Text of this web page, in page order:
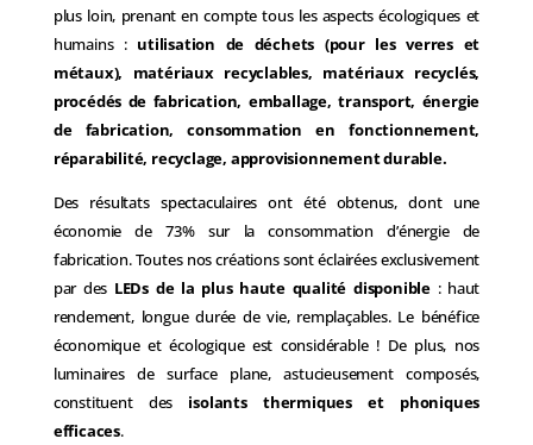
plus loin, prenant en compte tous les aspects écologiques et
humains : utilisation de déchets (pour les verres et
métaux), matériaux recyclables, matériaux recyclés,
procédés de fabrication, emballage, transport, énergie
de fabrication, consommation en fonctionnement,
réparabilité, recyclage, approvisionnement durable.
Des résultats spectaculaires ont été obtenus, dont une
économie de 73% sur la consommation d’énergie de
fabrication. Toutes nos créations sont éclairées exclusivement
par des LEDs de la plus haute qualité disponible: haut
rendement, longue durée de vie, remplaçables. Le bénéfice
économique et écologique est considérable ! De plus, nos
luminaires de surface plane, astucieusement composés,
constituent des isolants thermiques et phoniques
efficaces.